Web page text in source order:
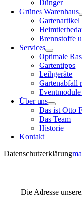
Dünger
Grünes Warenhaus
Gartenartikel
Brennstoffe
Services
Optimale
Gartentipps
Leihgeräte
Gartenabfall
Eventmodule
Über uns
Das ist Otto
Das Team
Historie
Kontakt
Datenschutzerklärung
Die Adresse